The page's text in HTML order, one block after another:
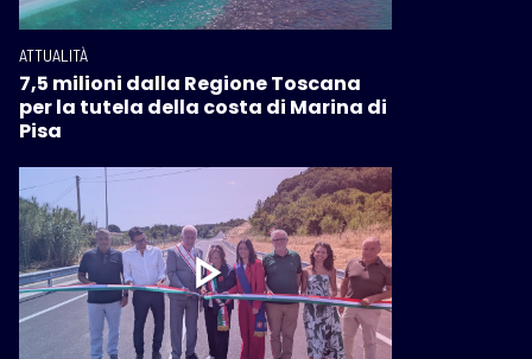
ATTUALITÀ
7,5 milioni dalla Regione Toscana
per la tutela della costa di Marina di
Pisa